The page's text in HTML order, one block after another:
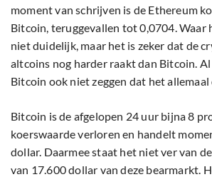
moment van schrijven is de Ethereum
Bitcoin, teruggevallen tot 0,0704. Waar
niet duidelijk, maar het is zeker dat de
altcoins nog harder raakt dan Bitcoin.
Bitcoin ook niet zeggen dat het
Bitcoin is de afgelopen 24 uur bijna 8
koerswaarde verloren en handelt
dollar. Daarmee staat het niet ver van
van 17.600 dollar van deze bearmarkt.